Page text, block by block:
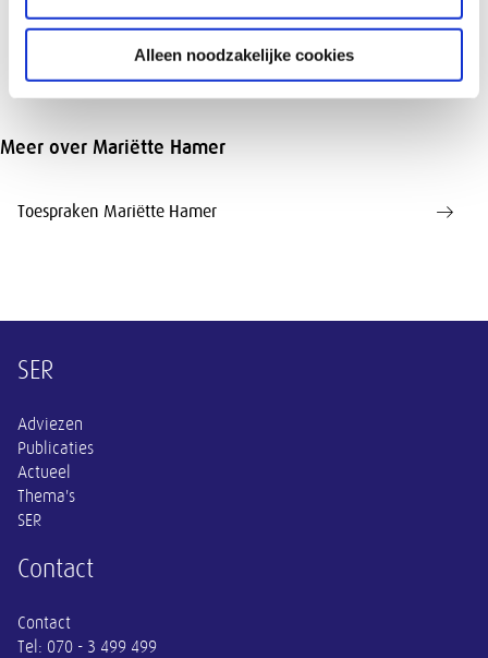
Alleen noodzakelijke cookies
jaren mee bezig is geweest.
Meer over Mariëtte Hamer
Toespraken Mariëtte Hamer
Overige informatie
SER
Adviezen
Publicaties
Actueel
Thema's
SER
Contact
Contact
Tel: 070 - 3 499 499